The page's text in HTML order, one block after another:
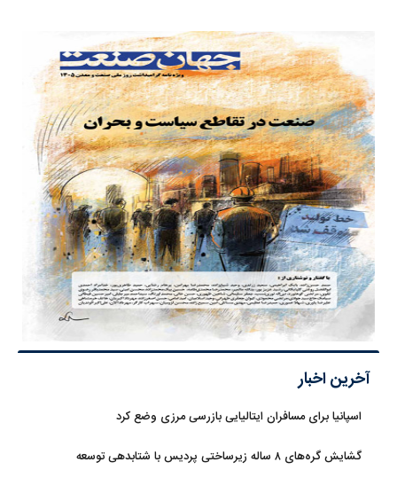
آخرین اخبار
اسپانیا برای مسافران ایتالیایی بازرسی مرزی وضع کرد
گشایش گره‌های ۸ ساله زیرساختی پردیس با شتابدهی توسعه